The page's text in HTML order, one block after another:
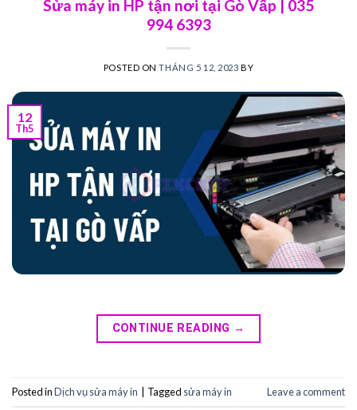
Sửa máy in HP tận nơi tại Gò Vấp | 035
994 6393
POSTED ONTHÁNG 5 12, 2023 BY
12
Th5
CONTINUE READING →
Posted inDịch vụ sửa máy in Tagged sửa máy in Leave a comment